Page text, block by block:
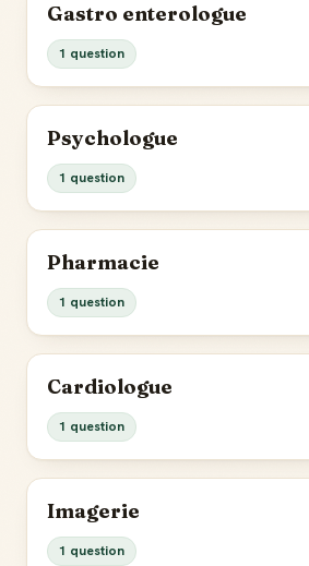
Gastro enterologue
1 question
Psychologue
1 question
Pharmacie
1 question
Cardiologue
1 question
Imagerie
1 question